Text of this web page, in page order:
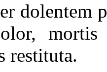
dolentem
mortis
restituta.